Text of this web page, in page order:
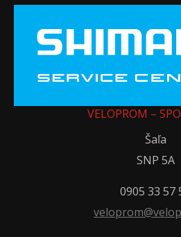
VELOPROM –
Šaľa
SNP 5A
0905 33 57